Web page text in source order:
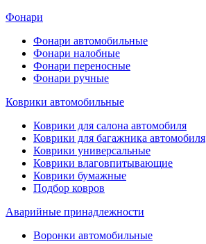
Фонари
Фонари автомобильные
Фонари налобные
Фонари переносные
Фонари ручные
Коврики автомобильные
Коврики для салона автомобиля
Коврики для багажника автомобиля
Коврики универсальные
Коврики влаговпитывающие
Коврики бумажные
Подбор ковров
Аварийные принадлежности
Воронки автомобильные